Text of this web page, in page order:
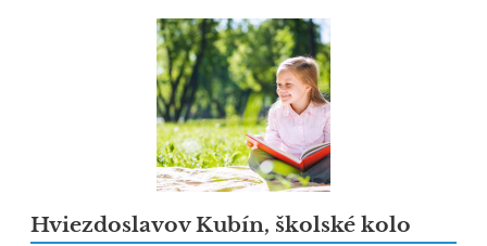
Hviezdoslavov Kubín, školské kolo